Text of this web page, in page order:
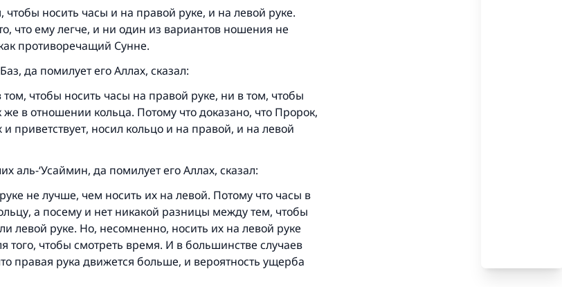
чтобы носить часы и на правой руке, и на левой руке.
что ему легче, и ни один из вариантов ношения не
противоречащий Сунне.
да помилует его Аллах, сказал:
том, чтобы носить часы на правой руке, ни в том, чтобы
же в отношении кольца. Потому что доказано, что Пророк,
и приветствует, носил кольцо и на правой, и на левой
аль-‘Усаймин, да помилует его Аллах, сказал:
не лучше, чем носить их на левой. Потому что часы в
а посему и нет никакой разницы между тем, чтобы
левой руке. Но, несомненно, носить их на левой руке
того, чтобы смотреть время. И в большинстве случаев
правая рука движется больше, и вероятность ущерба
помог сохранить брак.
нам предоставить ответы Умме
Аллаха, мир ему и благословение, сказал:
на благое (полагается) такая же награда как и
совершившему его»